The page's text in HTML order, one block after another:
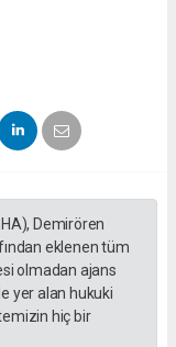
Demirören
eklenen tüm
olmadan ajans
yer alan hukuki
hiç bir